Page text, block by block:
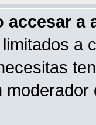
accesar a
a